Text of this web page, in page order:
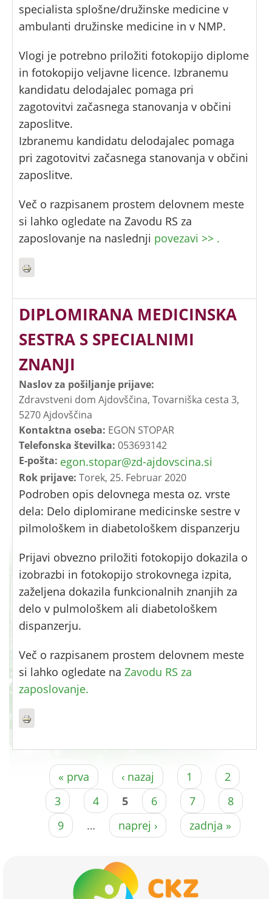
specialista splošne/družinske medicine v
ambulanti družinske medicine in v NMP.
Vlogi je potrebno priložiti fotokopijo diplome
in fotokopijo veljavne licence. Izbranemu
kandidatu delodajalec pomaga pri
zagotovitvi začasnega stanovanja v občini
zaposlitve.
Izbranemu kandidatu delodajalec pomaga
pri zagotovitvi začasnega stanovanja v občini
zaposlitve.
Več o razpisanem prostem delovnem meste
si lahko ogledate na Zavodu RS za
zaposlovanje na naslednji povezavi >> .
DIPLOMIRANA MEDICINSKA
SESTRA S SPECIALNIMI
ZNANJI
Naslov za pošiljanje prijave:
Zdravstveni dom Ajdovščina, Tovarniška cesta 3,
5270 Ajdovščina
Kontaktna oseba: EGON STOPAR
Telefonska številka: 053693142
E-pošta: egon.stopar@zd-ajdovscina.si
Rok prijave: Torek, 25. Februar 2020
Podroben opis delovnega mesta oz. vrste
dela: Delo diplomirane medicinske sestre v
pilmološkem in diabetološkem dispanzerju
Prijavi obvezno priložiti fotokopijo dokazila o
izobrazbi in fotokopijo strokovnega izpita,
zaželjena dokazila funkcionalnih znanjih za
delo v pulmološkem ali diabetološkem
dispanzerju.
Več o razpisanem prostem delovnem meste
si lahko ogledate na Zavodu RS za
zaposlovanje.
Pages « prva ‹ nazaj 1
2
3
4 5 6 7
8
9
… naprej › zadnja »